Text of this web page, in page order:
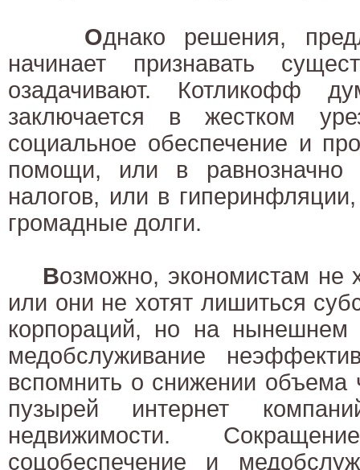
Однако решения,
начинает признавать
озадачивают. Котликофф
заключается в жестком
социальное обеспечение и
помощи, или в равнозначно
налогов, или в
громадные долги.
Возможно, экономистам не
или они не хотят лишиться
корпораций, но на нынешнем
медобслуживание
вспомнить о снижении объема
пузырей интернет
недвижимости.
соцобеспечение и